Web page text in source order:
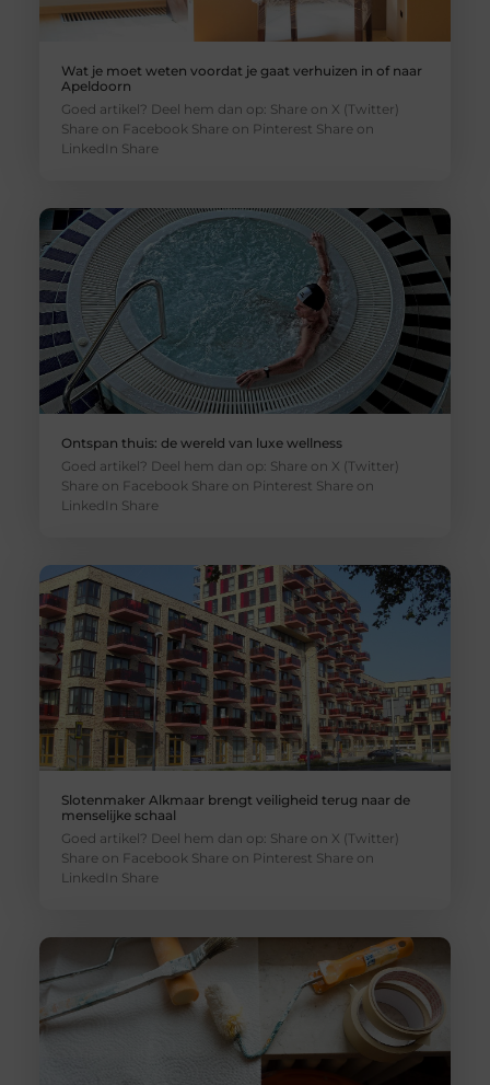
Wat je moet weten voordat je gaat verhuizen in of naar
Apeldoorn
Goed artikel? Deel hem dan op: Share on X (Twitter)
Share on Facebook Share on Pinterest Share on
LinkedIn Share
Ontspan thuis: de wereld van luxe wellness
Goed artikel? Deel hem dan op: Share on X (Twitter)
Share on Facebook Share on Pinterest Share on
LinkedIn Share
Slotenmaker Alkmaar brengt veiligheid terug naar de
menselijke schaal
Goed artikel? Deel hem dan op: Share on X (Twitter)
Share on Facebook Share on Pinterest Share on
LinkedIn Share